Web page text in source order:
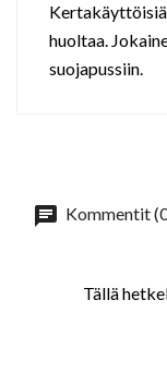
huoltaa.
suojapussiin.
Kommentit
Tällä